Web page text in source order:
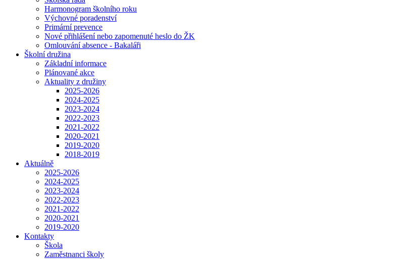
Harmonogram školního roku
Výchovné poradenství
Primární prevence
Nové přihlášení nebo zapomenuté heslo do ŽK
Omlouvání absence - Bakaláři
Školní družina
Základní informace
Plánované akce
Aktuality z družiny
2025-2026
2024-2025
2023-2024
2022-2023
2021-2022
2020-2021
2019-2020
2018-2019
Aktuálně
2025-2026
2024-2025
2023-2024
2022-2023
2021-2022
2020-2021
2019-2020
Kontakty
Škola
Zaměstnanci školy